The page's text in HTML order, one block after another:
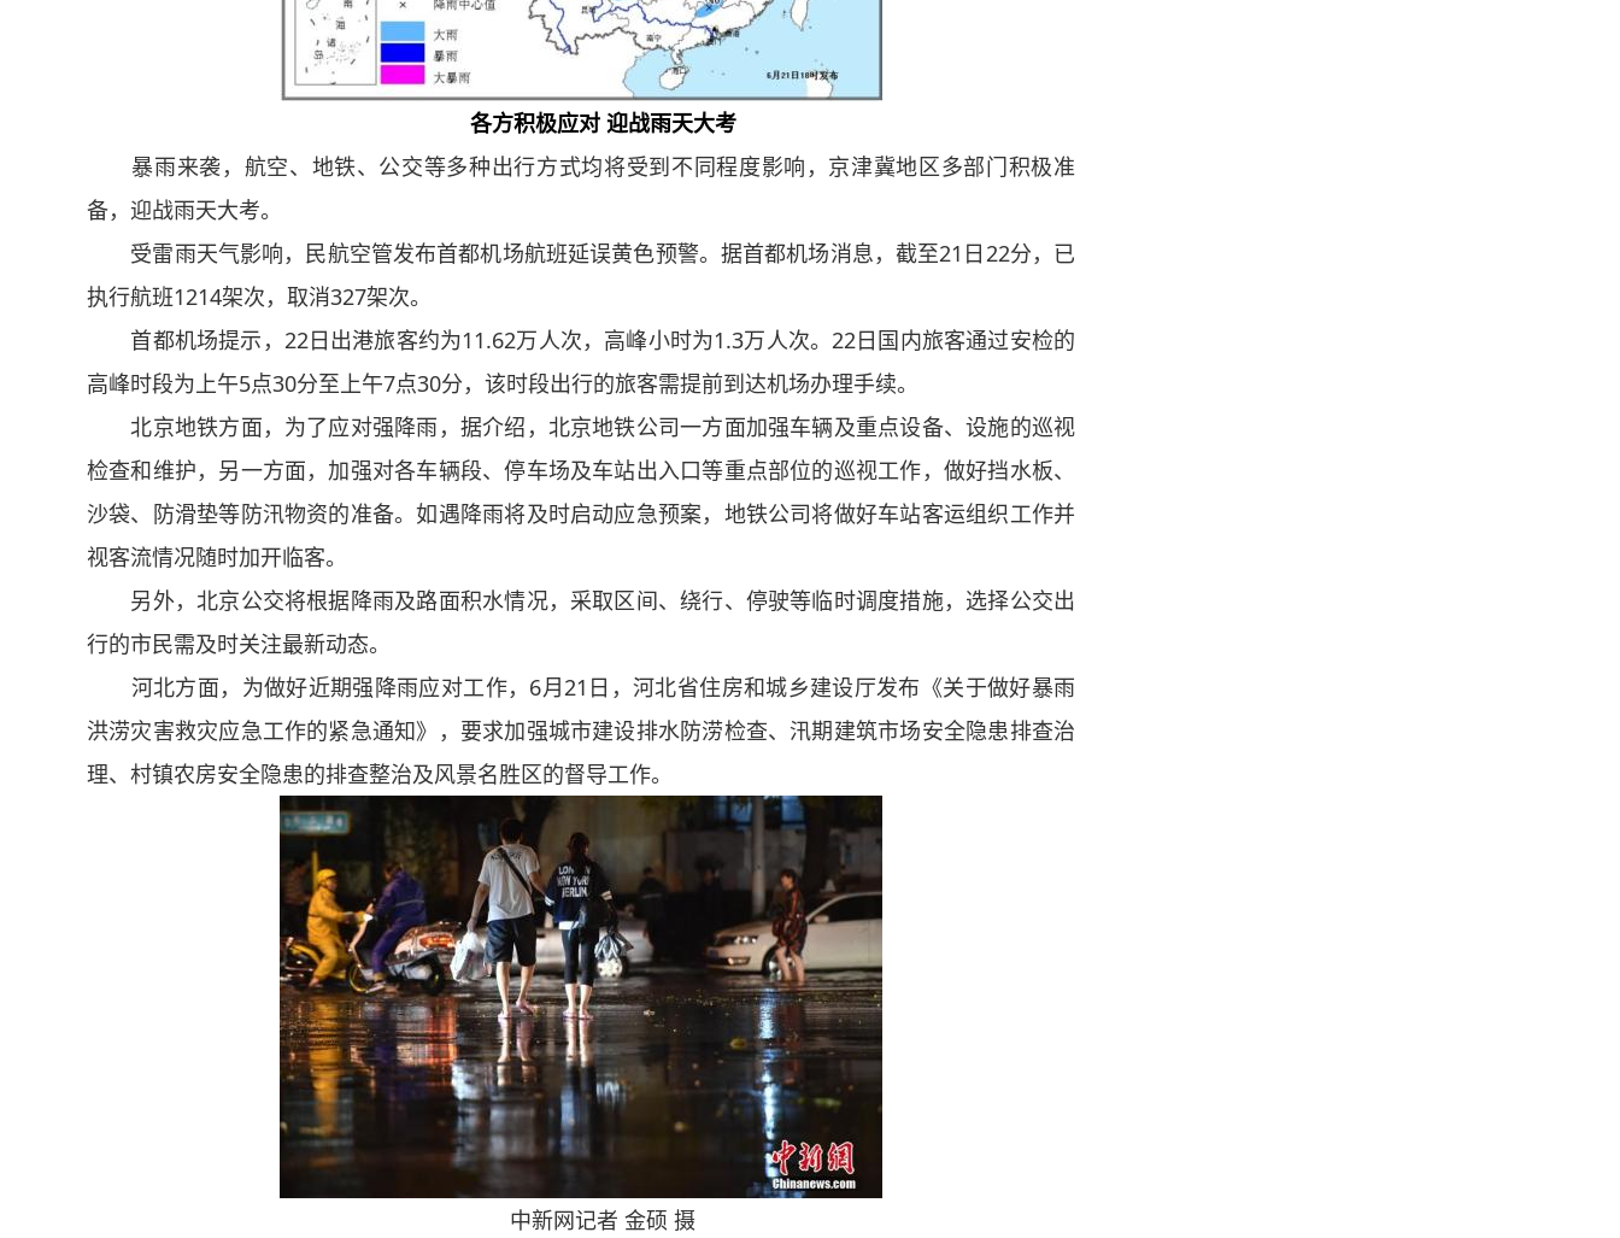
各方积极应对 迎战雨天大考
暴雨来袭，航空、地铁、公交等多种出行方式均将受到不同程度影响，京津冀地区多部门积极准
备，迎战雨天大考。
受雷雨天气影响，民航空管发布首都机场航班延误黄色预警。据首都机场消息，截至21日22分，已
执行航班1214架次，取消327架次。
首都机场提示，22日出港旅客约为11.62万人次，高峰小时为1.3万人次。22日国内旅客通过安检的
高峰时段为上午5点30分至上午7点30分，该时段出行的旅客需提前到达机场办理手续。
北京地铁方面，为了应对强降雨，据介绍，北京地铁公司一方面加强车辆及重点设备、设施的巡视
检查和维护，另一方面，加强对各车辆段、停车场及车站出入口等重点部位的巡视工作，做好挡水板、
沙袋、防滑垫等防汛物资的准备。如遇降雨将及时启动应急预案，地铁公司将做好车站客运组织工作并
视客流情况随时加开临客。
另外，北京公交将根据降雨及路面积水情况，采取区间、绕行、停驶等临时调度措施，选择公交出
行的市民需及时关注最新动态。
河北方面，为做好近期强降雨应对工作，6月21日，河北省住房和城乡建设厅发布《关于做好暴雨
洪涝灾害救灾应急工作的紧急通知》，要求加强城市建设排水防涝检查、汛期建筑市场安全隐患排查治
理、村镇农房安全隐患的排查整治及风景名胜区的督导工作。
中新网记者 金硕 摄